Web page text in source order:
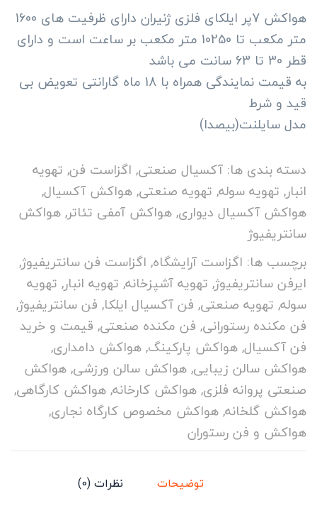
از
بر
اساس
بندی
مشتری
هواکش 7پر ایلکای فلزی ژنیران دارای ظرفیت های 1600
متر مکعب تا 10250 متر مکعب بر ساعت است و دارای
قطر 30 تا 63 سانت می باشد
به قیمت نمایندگی همراه با 18 ماه گارانتی تعویض بی
قید و شرط
مدل سایلنت(بیصدا)
دسته بندی ها: آکسیال صنعتی, اگزاست فن, تهویه
انبار, تهویه سوله, تهویه صنعتی,هواکش آکسیال,
هواکش آکسیال دیواری,هواکش آمفی تئاتر,هواکش
سانتریفیوژ
برچسب ها: اگزاست آرایشگاه, اگزاست فن سانتریفیوژ,
ایرفن سانتریفیوژ, تهویه آشپزخانه, تهویه انبار, تهویه
سوله, تهویه صنعتی, فن آکسیال ایلکا, فن سانتریفیوژ,
فن مکنده رستورانی, فن مکنده صنعتی, قیمت و خرید
فن آکسیال,هواکش پارکینگ,هواکش دامداری,
هواکش سالن زیبایی,هواکش سالن ورزشی,هواکش
صنعتی پروانه فلزی,هواکش کارخانه,هواکش کارگاهی,
هواکش گلخانه,هواکش مخصوص کارگاه نجاری,
هواکش و فن رستوران
توضیحات نظرات (0)